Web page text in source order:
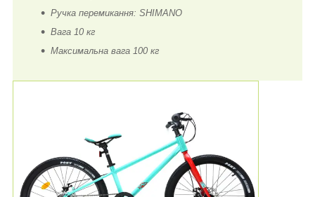
Ручка перемикання: SHIMANO
Вага 10 кг
Максимальна вага 100 кг